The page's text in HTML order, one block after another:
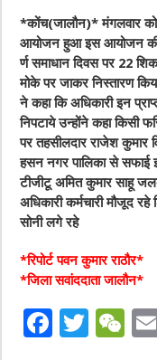
*कोंच(जालौन)* मंगलवार को
आयोजन हुआ इस आयोजन की
र्ण समाधान दिवस पर 22
मोके पर जाकर निस्तारण
ने कहा कि अधिकारी इन
निपटाये उन्होंने कहा किसी
पर तहसीलदार राजेश कुमार
हसन नगर पालिका से सफाई
टीजीटू अमित कुमार साहू
अधिकारी कर्मचारी मौजूद
सोनी लगे रहे
*रिपोर्ट पवन कुमार राठौर*
*जिला सवांददाता जालौन*
F
T
W